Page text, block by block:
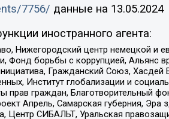
7756/ данные на 13.05.2024
иностранного агента:
Нижегородский центр немецкой и
Фонд борьбы с коррупцией,
Гражданский Союз,
Институт глобализации и
прав граждан, Благотворительный
Апрель, Самарская губерния,
Центр СИБАЛЬТ, Уральская